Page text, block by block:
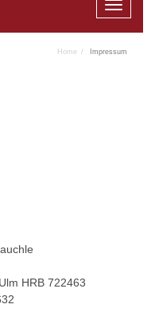
Toggle
Home Impressum
HRB 722463